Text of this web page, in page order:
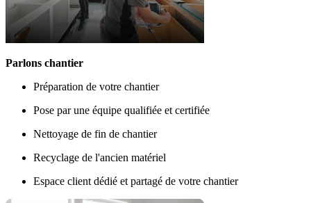
Parlons chantier
Préparation de votre chantier
Pose par une équipe qualifiée et certifiée
Nettoyage de fin de chantier
Recyclage de l'ancien matériel
Espace client dédié et partagé de votre chantier